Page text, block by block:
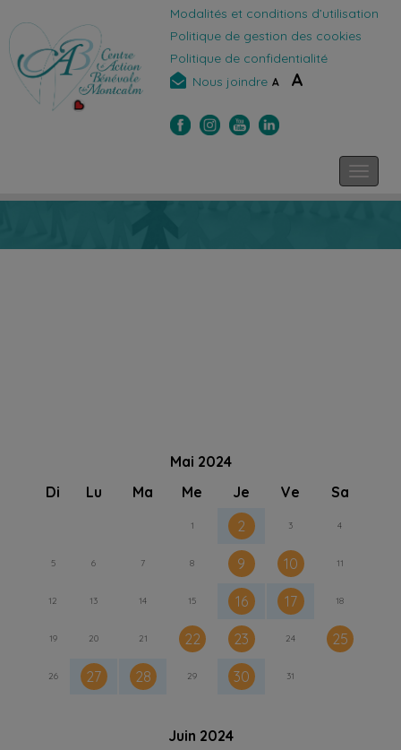
Modalités et conditions d’utilisation
Politique de gestion des cookies
Politique de confidentialité
Nous joindre A A
Mai 2024
Di
Lu Ma Me Je Ve Sa
1 2 3 4
5 6 7 8 9 10 11
12 13 14 15 16 17 18
19 20 21 22 23 24 25
26 27 28 29 30 31
Juin 2024